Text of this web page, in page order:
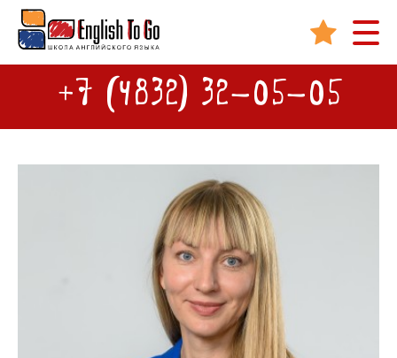
+7 (4832) 32-05-05